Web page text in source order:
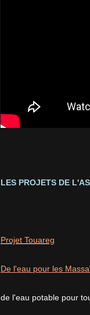
LES PROJETS DE
Projet Touareg
De l'eau pour les
de l'eau potable pour